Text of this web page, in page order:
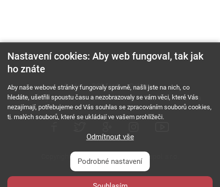
O nás RSS feed
Reklama
Podmínky použití a ochrana soukromí
Cookies Kariéra
Copyright © 2000 - 2026 NetComp, spol. s r.o.
Všechna práva vyhrazena.
Nastavení cookies: Aby web fungoval, tak jak
ho znáte
Aby naše webové stránky fungovaly správně, našli jste na nich, co
hledáte, ušetřili spoustu času a nezobrazovaly se vám věci, které Vás
nezajímají, potřebujeme od Vás souhlas se zpracováním souborů cookies,
tj. malých souborů, které se ukládají ve vašem prohlížeči.
Odmítnout vše
Podrobné nastavení